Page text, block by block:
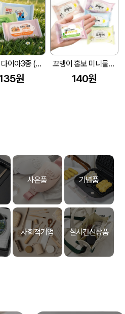
물누리 다이아3종 (무광) 물티슈 10매/15매/20매
원
꼬맹이 홍보 미니물티슈 10매
140원
사은품 기념품
사회적기업 실시간신상품